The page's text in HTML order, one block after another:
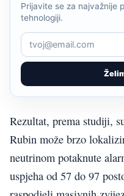
Prijavite se za najvažnije
tehnologiji.
Rezultat, prema studiji,
Rubin može brzo
neutrinom potaknute
uspjeha od 57 do 97